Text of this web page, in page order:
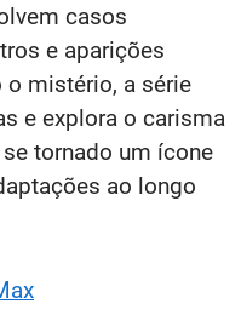
casos
e aparições
o mistério, a série
e explora o carisma
tornado um ícone
ao longo